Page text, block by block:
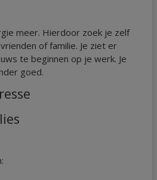
meer. Hierdoor zoek je zelf
of familie. Je ziet er
te beginnen op je werk. Je
goed.